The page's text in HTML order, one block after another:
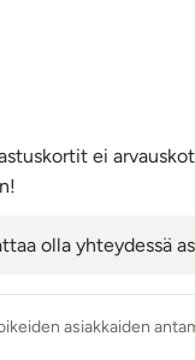
ei
olla yhteydessä
asiakkaiden